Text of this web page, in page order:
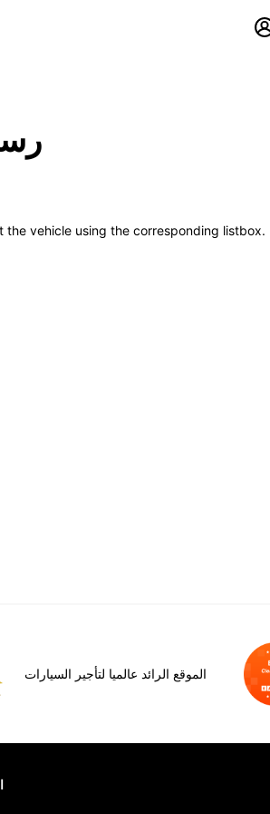
vehicle using the corresponding
الموقع الرائد عالميا لتأجير السيارات